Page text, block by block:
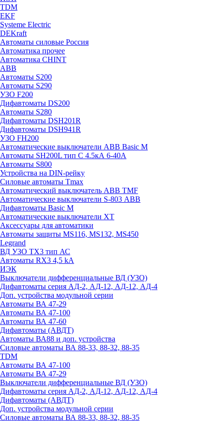
TDM
EKF
Systeme Electric
DEKraft
Автоматы силовые Россия
Автоматика прочее
Автоматика CHINT
ABB
Автоматы S200
Автоматы S290
УЗО F200
Дифавтоматы DS200
Автоматы S280
Дифавтоматы DSH201R
Дифавтоматы DSH941R
УЗО FH200
Автоматические выключатели ABB Basic M
Автоматы SH200L тип С 4.5кА 6-40А
Автоматы S800
Устройства на DIN-рейку
Силовые автоматы Tmax
Автоматический выключатель ABB TMF
Автоматические выключатели S-803 АВВ
Дифавтоматы Basic M
Автоматические выключатели XT
Аксессуары для автоматики
Автоматы защиты MS116, MS132, MS450
Legrand
ВД УЗО TX3 тип АС
Автоматы RX3 4,5 kA
ИЭК
Выключатели дифференциальные ВД (УЗО)
Дифавтоматы серия АД-2, АД-12, АД-12, АД-4
Доп. устройства модульной серии
Автоматы ВА 47-29
Автоматы ВА 47-100
Автоматы ВА 47-60
Дифавтоматы (АВДТ)
Автоматы ВА88 и доп. устройства
Силовые автоматы ВА 88-33, 88-32, 88-35
TDM
Автоматы ВА 47-100
Автоматы ВА 47-29
Выключатели дифференциальные ВД (УЗО)
Дифавтоматы серия АД-2, АД-12, АД-12, АД-4
Дифавтоматы (АВДТ)
Доп. устройства модульной серии
Силовые автоматы ВА 88-33, 88-32, 88-35